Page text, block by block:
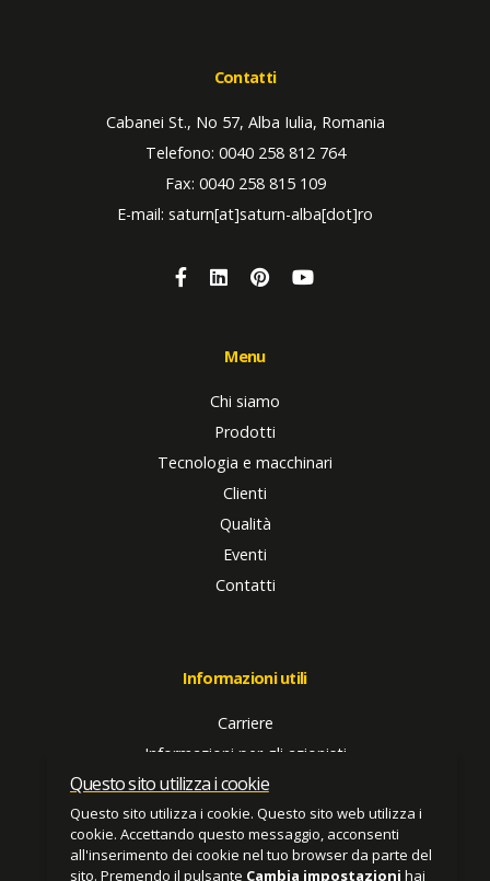
Contatti
Cabanei St., No 57, Alba Iulia, Romania
Telefono: 0040 258 812 764
Fax: 0040 258 815 109
E-mail: saturn[at]saturn-alba[dot]ro
Menu
Chi siamo
Prodotti
Tecnologia e macchinari
Clienti
Qualità
Eventi
Contatti
Informazioni utili
Carriere
Informazioni per gli azionisti
PSES
Termini e condizioni
Informativa sulla privacy
Mappa del sito
Questo sito utilizza i cookie
Questo sito utilizza i cookie. Questo sito web utilizza i
cookie. Accettando questo messaggio, acconsenti
all'inserimento dei cookie nel tuo browser da parte del
sito. Premendo il pulsante Cambia impostazioni hai